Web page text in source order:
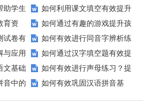
习提高孩子的语言表达能力？
助学生
如何利用课文填空有效提升
语文成绩？
育资
如何通过有趣的游戏提升孩
子的句子补全技巧？
试卷有
技能？
如何有效进行同音字辨析练
习？这些方法让你事半功倍！
与应用
如何通过汉字填空题有效提
升小学生的汉字书写能力？
文基础
如何有效进行声母练习？提
升发音技巧有妙招！
音中的
如何有效巩固汉语拼音基